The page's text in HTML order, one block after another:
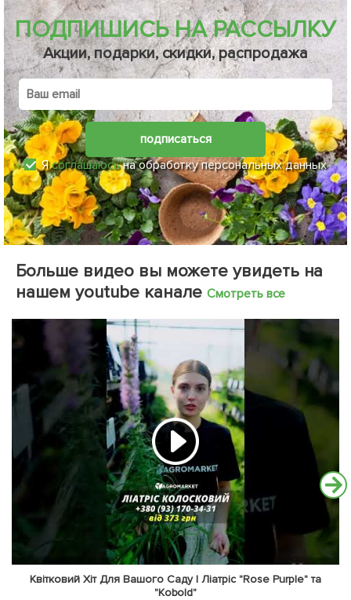
ПОДПИШИСЬ НА РАССЫЛКУ
Акции, подарки, скидки, распродажа
подписаться
Ясоглашаюсьна обработку персональных данных
Больше видео вы можете увидеть на
нашем youtube канале Смотреть все
Квітковий Хіт Для Вашого Саду | Ліатріс "Rose Purple" та
"Kobold"